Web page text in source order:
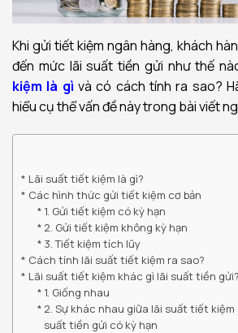
Khi gửi tiết kiệm ngân hàng, khách
đến mức lãi suất tiền gửi như thế
kiệm là gì và có cách tính ra sao?
hiểu cụ thể vấn đề này trong bài viết
Lãi suất tiết kiệm là gì?
Các hình thức gửi tiết kiệm cơ bản
1. Gửi tiết kiệm có kỳ hạn
2. Gửi tiết kiệm không kỳ hạn
3. Tiết kiệm tích lũy
Cách tính lãi suất tiết kiệm ra sao?
Lãi suất tiết kiệm khác gì lãi suất tiền gửi?
1. Giống nhau
2. Sự khác nhau giữa lãi suất tiết kiệm
suất tiền gửi có kỳ hạn